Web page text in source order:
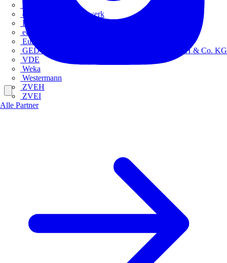
bfe
de - das Elektrohandwerk
ETIM Deutschland eV
etz
Europacable
GED Gesellschaft für Energiedienstleistung - GmbH & Co. KG
VDE
Weka
Westermann
ZVEH
ZVEI
Alle Partner